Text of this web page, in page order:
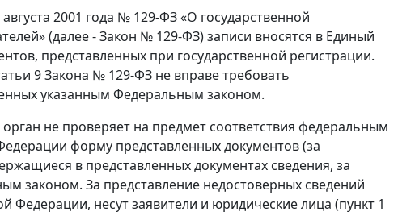
2001 года № 129-ФЗ «О государственной
(далее - Закон № 129-ФЗ) записи вносятся в Единый
представленных при государственной регистрации.
9 Закона № 129-ФЗ не вправе требовать
указанным Федеральным законом.
не проверяет на предмет соответствия федеральным
форму представленных документов (за
в представленных документах сведения, за
законом. За представление недостоверных сведений
Федерации, несут заявители и юридические лица (пункт 1